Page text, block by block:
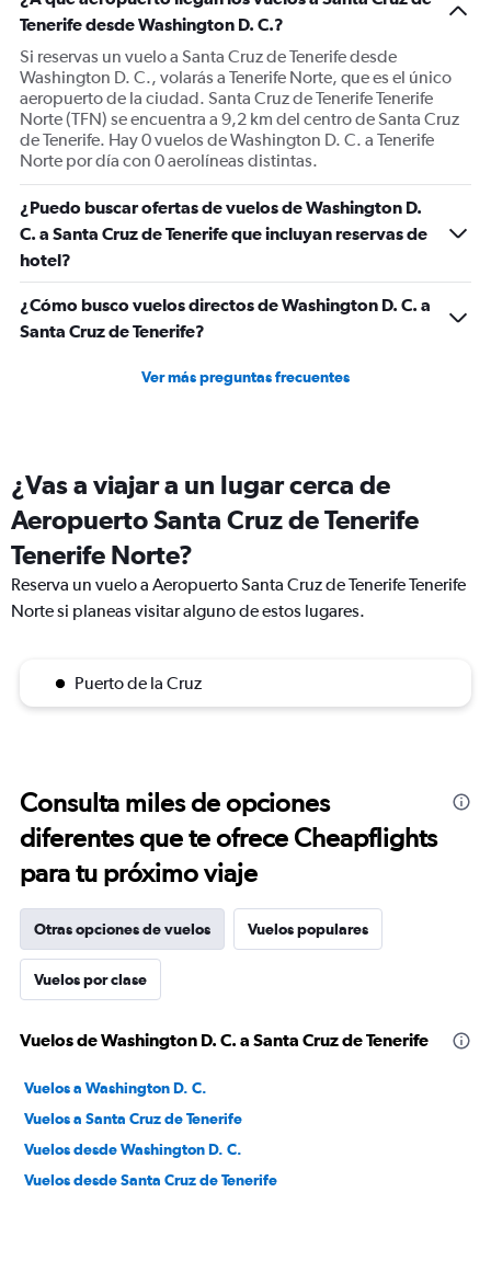
Tenerife desde Washington D. C.?
Si reservas un vuelo a Santa Cruz de Tenerife desde
Washington D. C., volarás a Tenerife Norte, que es el único
aeropuerto de la ciudad. Santa Cruz de Tenerife Tenerife
Norte (TFN) se encuentra a 9,2 km del centro de Santa Cruz
de Tenerife. Hay 0 vuelos de Washington D. C. a Tenerife
Norte por día con 0 aerolíneas distintas.
¿Puedo buscar ofertas de vuelos de Washington D.
C. a Santa Cruz de Tenerife que incluyan reservas de
hotel?
¿Cómo busco vuelos directos de Washington D. C. a
Santa Cruz de Tenerife?
Ver más preguntas frecuentes
¿Vas a viajar a un lugar cerca de
Aeropuerto Santa Cruz de Tenerife
Tenerife Norte?
Reserva un vuelo a Aeropuerto Santa Cruz de Tenerife Tenerife
Norte si planeas visitar alguno de estos lugares.
Puerto de la Cruz
Consulta miles de opciones
diferentes que te ofrece Cheapflights
para tu próximo viaje
Otras opciones de vuelos Vuelos populares
Vuelos por clase
Vuelos de Washington D. C. a Santa Cruz de Tenerife
Vuelos a Washington D. C.
Vuelos a Santa Cruz de Tenerife
Vuelos desde Washington D. C.
Vuelos desde Santa Cruz de Tenerife